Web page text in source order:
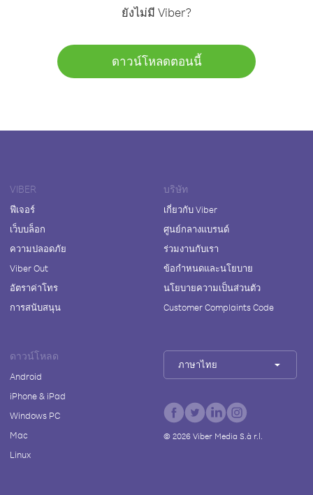
ยังไม่มี Viber?
ดาวน์โหลดตอนนี้
VIBER
ฟีเจอร์
เว็บบล็อก
ความปลอดภัย
Viber Out
อัตราค่าโทร
การสนับสนุน
บริษัท
เกี่ยวกับ Viber
ศูนย์กลางแบรนด์
ร่วมงานกับเรา
ข้อกำหนดและนโยบาย
นโยบายความเป็นส่วนตัว
Customer Complaints Code
ดาวน์โหลด
Android
iPhone & iPad
Windows PC
Mac
Linux
ภาษาไทย
© 2026Viber Media S.à r.l.